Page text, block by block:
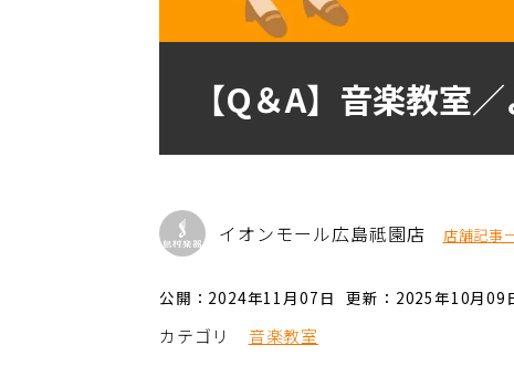
【Q＆A】音楽教室
イオンモール広島祗園店 店舗記事
公開：2024年11月07日 更新：2025年10月09
カテゴリ 音楽教室